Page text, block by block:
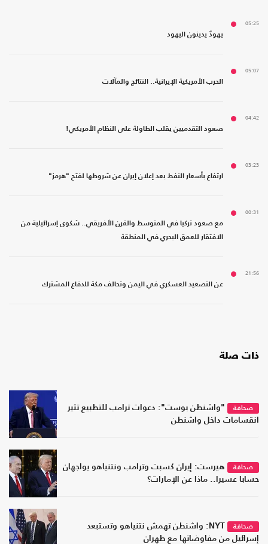
05:25
يهودٌ يدينون اليهود
05:07
الحرب الأمريكية الإيرانية.. النتائج والمآلات
04:42
صعود التقدميين يقلب الطاولة على النظام الأمريكي!
03:23
ارتفاع بأسعار النفط بعد إعلان إيران عن شروطها لفتح "هرمز"
00:31
مع صعود تركيا في المتوسط والقرن الأفريقي.. شكوى إسرائيلية من
الافتقار للعمق البحري في المنطقة
21:56
عن التصعيد العسكري في اليمن وتحالف مكة للدفاع المشترك
ذات صلة
صحافة
"واشنطن بوست": دعوات ترامب للتطبيع تثير
انقسامات داخل واشنطن
صحافة
هيرست: إيران كسبت وترامب ونتنياهو يواجهان
حسابا عسيرا.. ماذا عن الإمارات؟
صحافة
NYT: واشنطن تهمش نتنياهو وتستبعد
إسرائيل من مفاوضاتها مع طهران